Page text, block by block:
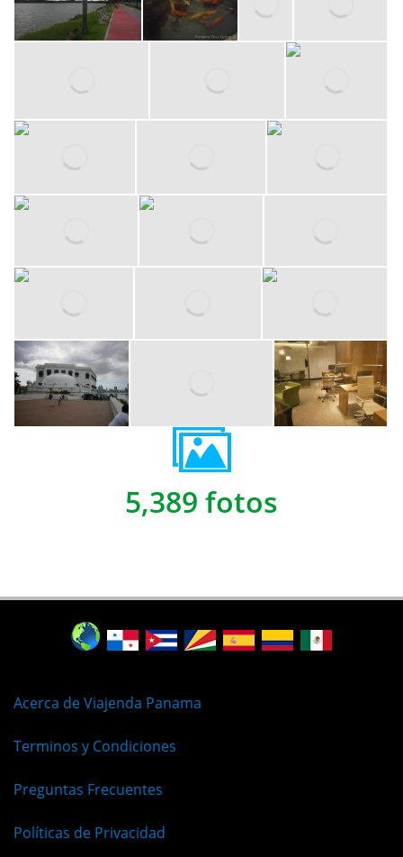
5,389 fotos
Acerca de Viajenda Panama
Terminos y Condiciones
Preguntas Frecuentes
Políticas de Privacidad